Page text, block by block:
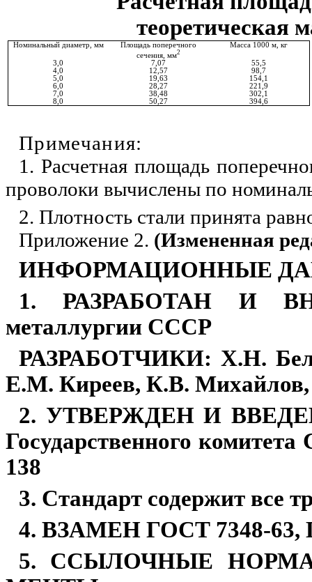
теоретическая
Номинальный диаметр, мм
Площадь поперечного
сечения, мм2
Масса 1000 м, кг
3,0 7,07
55,5
4,0
12,57
98,7
5,0
19,63
154,1
6,0
28,27
221,9
7,0
38,48
302,1
8,0
50,27 394,6
Примечания:
1. Расчетная площадь
проволоки вычислены по
2. Плотность стали принята
Приложение 2. (Измененная
ИНФОРМАЦИОННЫЕ
1. РАЗРАБОТАН И
металлур­гии СССР
РАЗРАБОТЧИКИ: Х.Н.
Е.М. Киреев, К.В.
2. УТВЕРЖДЕН И
Государственного
138
3. Стандарт содержит все
4. ВЗАМЕН ГОСТ 7348-63,
5. ССЫЛОЧНЫЕ